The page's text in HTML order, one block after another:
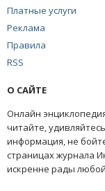
Платные услуги
Реклама
Правила
RSS
О САЙТЕ
Онлайн
читайте,
информация, не
страницах журнала
искренне рады